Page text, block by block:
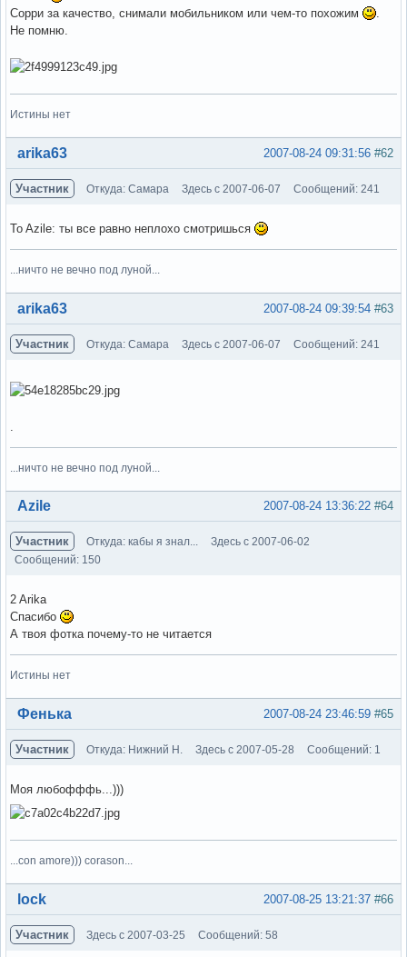
Сорри за качество, снимали мобильником или чем-то похожим
Не помню.
Истины нет
Вне форума #62
2007-08-24 09:31:56
arika63
Участник Откуда: Самара Здесь с 2007-06-07 Сообщений: 241
To Azile: ты все равно неплохо смотришься
...ничто не вечно под луной...
Вне форума #63
2007-08-24 09:39:54
arika63
Участник Откуда: Самара Здесь с 2007-06-07 Сообщений: 241
...ничто не вечно под луной...
Вне форума #64
2007-08-24 13:36:22
Azile
Участник Откуда: кабы я знал...
Здесь с 2007-06-02
Сообщений: 150
2 Arika
Спасибо
А твоя фотка почему-то не читается
Истины нет
Вне форума #65
2007-08-24 23:46:59
Фенька
Участник Откуда: Нижний Н. Здесь с 2007-05-28 Сообщений: 1
Моя любофффь...)))
...con amore))) corason...
Вне форума #66
2007-08-25 13:21:37
lock
Участник Здесь с 2007-03-25 Сообщений: 58